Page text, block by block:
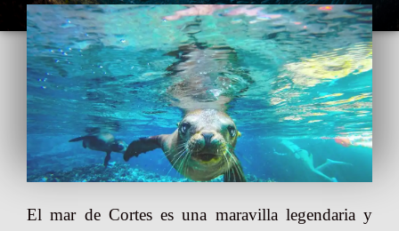
O
N
El mar de Cortes es una maravilla legendaria y